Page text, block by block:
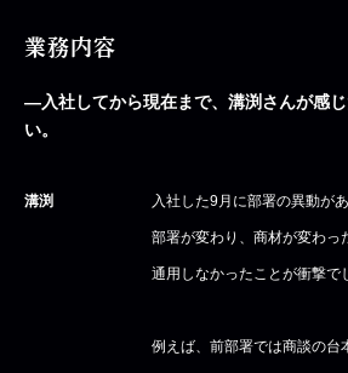
業務内容
―入社してから現在まで、溝渕さんが感
い。
溝渕 入社した9月に部署の異動があ
部署が変わり、商材が変わっ
通用しなかったことが衝撃で
例えば、前部署では商談の台